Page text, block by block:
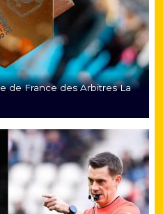
de France des Arbitres La